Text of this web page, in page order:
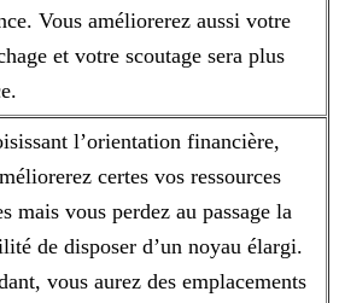
Vous améliorerez aussi votre
et votre scoutage sera plus
l’orientation financière,
certes vos ressources
mais vous perdez au passage la
de disposer d’un noyau élargi.
vous aurez des emplacements